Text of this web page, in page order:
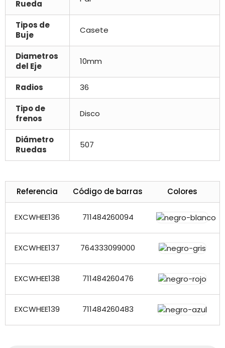
Rueda
Tipos de
Buje
Casete
Diametros
del Eje
10mm
Radios
36
Tipo de
frenos
Disco
Diámetro
Ruedas
507
Referencia Código de barras Colores
EXCWHEE136 711484260094
EXCWHEE137 764333099000
EXCWHEE138 711484260476
EXCWHEE139 711484260483